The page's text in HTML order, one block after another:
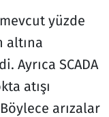
yüzde
altına
Ayrıca SCADA
atışı
arızalar